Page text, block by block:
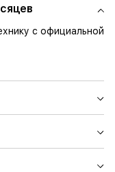
с официальной